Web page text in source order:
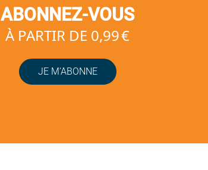
ABONNEZ-VOUS
À PARTIR DE 0,99 €
JE M’ABONNE